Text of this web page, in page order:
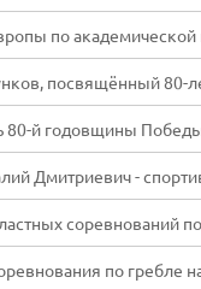
по академической
посвящённый 80-
80-й годовщины
Дмитриевич -
соревнований
по гребле